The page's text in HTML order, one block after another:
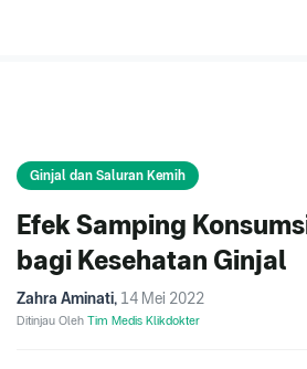
Ginjal dan Saluran Kemih
Efek Samping
bagi Kesehatan Ginjal
Zahra Aminati, 14 Mei 2022
Ditinjau Oleh Tim Medis Klikdokter